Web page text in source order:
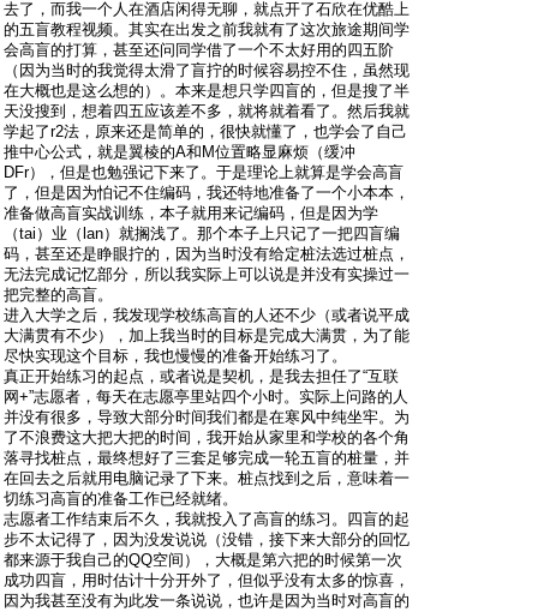
去了，而我一个人在酒店闲得无聊，就点开了石欣在优酷上
的五盲教程视频。其实在出发之前我就有了这次旅途期间学
会高盲的打算，甚至还问同学借了一个不太好用的四五阶
（因为当时的我觉得太滑了盲拧的时候容易控不住，虽然现
在大概也是这么想的）。本来是想只学四盲的，但是搜了半
天没搜到，想着四五应该差不多，就将就着看了。然后我就
学起了r2法，原来还是简单的，很快就懂了，也学会了自己
推中心公式，就是翼棱的A和M位置略显麻烦（缓冲
DFr），但是也勉强记下来了。于是理论上就算是学会高盲
了，但是因为怕记不住编码，我还特地准备了一个小本本，
准备做高盲实战训练，本子就用来记编码，但是因为学
（tai）业（lan）就搁浅了。那个本子上只记了一把四盲编
码，甚至还是睁眼拧的，因为当时没有给定桩法选过桩点，
无法完成记忆部分，所以我实际上可以说是并没有实操过一
把完整的高盲。
进入大学之后，我发现学校练高盲的人还不少（或者说平成
大满贯有不少），加上我当时的目标是完成大满贯，为了能
尽快实现这个目标，我也慢慢的准备开始练习了。
真正开始练习的起点，或者说是契机，是我去担任了“互联
网+”志愿者，每天在志愿亭里站四个小时。实际上问路的人
并没有很多，导致大部分时间我们都是在寒风中纯坐牢。为
了不浪费这大把大把的时间，我开始从家里和学校的各个角
落寻找桩点，最终想好了三套足够完成一轮五盲的桩量，并
在回去之后就用电脑记录了下来。桩点找到之后，意味着一
切练习高盲的准备工作已经就绪。
志愿者工作结束后不久，我就投入了高盲的练习。四盲的起
步不太记得了，因为没发说说（没错，接下来大部分的回忆
都来源于我自己的QQ空间），大概是第六把的时候第一次
成功四盲，用时估计十分开外了，但似乎没有太多的惊喜，
因为我甚至没有为此发一条说说，也许是因为当时对高盲的